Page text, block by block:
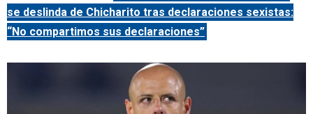
se deslinda de Chicharito tras declaraciones sexistas:
“No compartimos sus declaraciones”